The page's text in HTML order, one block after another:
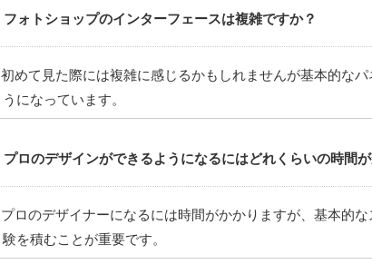
フォトショップのインターフェースは複雑ですか？
初めて見た際には複雑に感じるかもしれませんが基本的な
うになっています。
プロのデザインができるようになるにはどれくらいの時間
プロのデザイナーになるには時間がかかりますが、基本的
験を積むことが重要です。